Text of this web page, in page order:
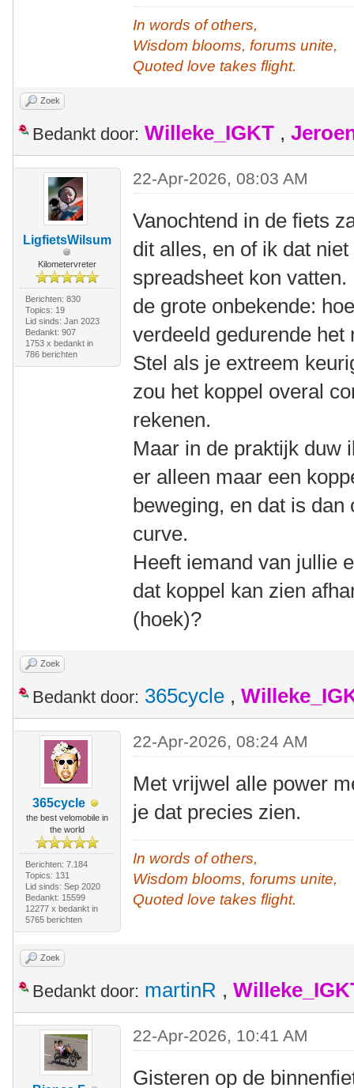
In words of others,
Wisdom blooms, forums unite,
Quoted love takes flight.
Zoek
Bedankt door: Willeke_IGKT ,
LigfietsWilsum
Kilometervreter
Berichten: 830
Topics: 19
Lid sinds: Jan 2023
Bedankt: 907
1753 x bedankt in
786 berichten
22-Apr-2026, 08:03 AM
Vanochtend in de fiets
dit alles, en of ik dat
spreadsheet kon
de grote onbekende:
verdeeld gedurende
Stel als je extreem
zou het koppel overal
rekenen.
Maar in de praktijk duw
er alleen maar een
beweging, en dat is
curve.
Heeft iemand van jullie
dat koppel kan zien
(hoek)?
Zoek
Bedankt door: 365cycle ,
365cycle
the best velomobile in
the world
Berichten: 7.184
Topics: 131
Lid sinds: Sep 2020
Bedankt: 15599
12277 x bedankt in
5765 berichten
22-Apr-2026, 08:24 AM
Met vrijwel alle power
je dat precies zien.
In words of others,
Wisdom blooms, forums unite,
Quoted love takes flight.
Zoek
Bedankt door: martinR ,
22-Apr-2026, 10:41 AM
Gisteren op de